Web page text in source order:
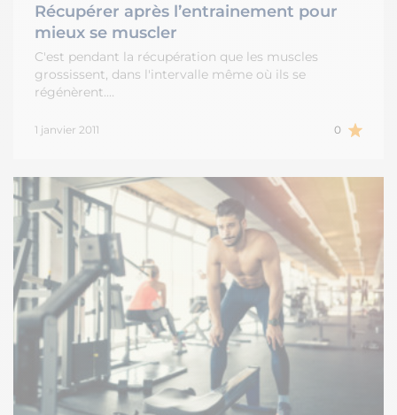
Récupérer après l’entrainement pour
mieux se muscler
C'est pendant la récupération que les muscles
grossissent, dans l'intervalle même où ils se
régénèrent.…
1 janvier 2011 0